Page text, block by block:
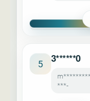
5 3******0
***-